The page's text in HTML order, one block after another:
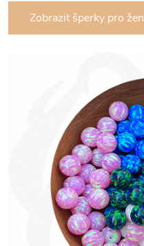
Zobrazit šperky pro